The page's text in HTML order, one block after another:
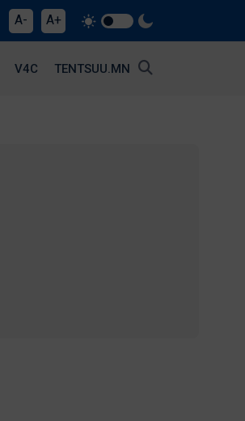
A- A+
V4С TENTSUU.MN